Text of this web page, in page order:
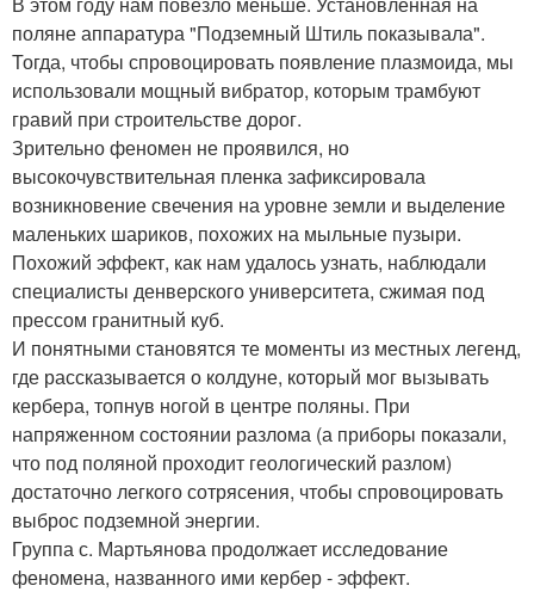
поляне аппаратура "Подземный Штиль показывала".
Тогда, чтобы спровоцировать появление плазмоида, мы
использовали мощный вибратор, которым трамбуют
гравий при строительстве дорог.
Зрительно феномен не проявился, но
высокочувствительная пленка зафиксировала
возникновение свечения на уровне земли и выделение
маленьких шариков, похожих на мыльные пузыри.
Похожий эффект, как нам удалось узнать, наблюдали
специалисты денверского университета, сжимая под
прессом гранитный куб.
И понятными становятся те моменты из местных легенд,
где рассказывается о колдуне, который мог вызывать
кербера, топнув ногой в центре поляны. При
напряженном состоянии разлома (а приборы показали,
что под поляной проходит геологический разлом)
достаточно легкого сотрясения, чтобы спровоцировать
выброс подземной энергии.
Группа с. Мартьянова продолжает исследование
феномена, названного ими кербер - эффект.